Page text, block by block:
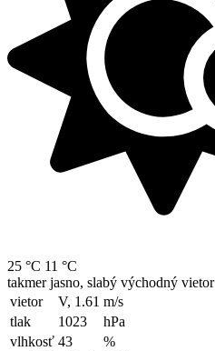
25 °C 11 °C
takmer jasno, slabý východný vietor
vietor
V, 1.61 m/s
tlak
1023
hPa
vlhkosť 43
%